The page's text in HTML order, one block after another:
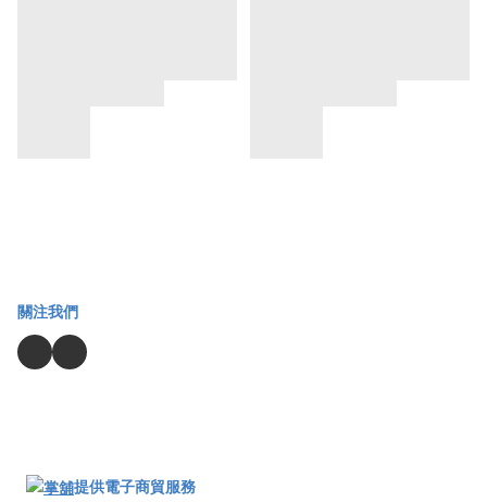
關注我們
提供電子商貿服務